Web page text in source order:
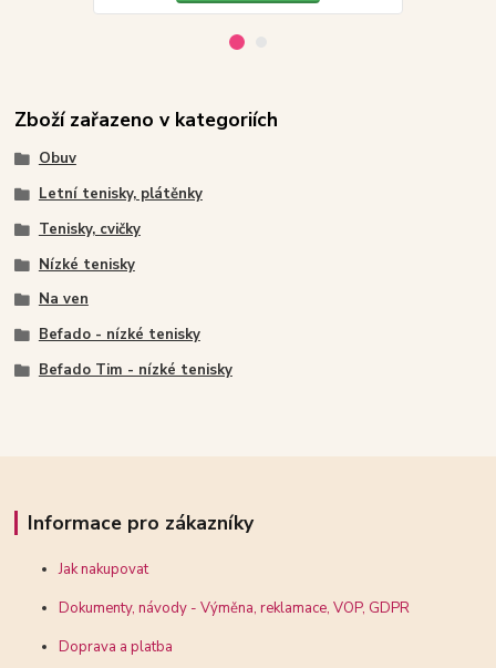
Zboží zařazeno v kategoriích
Obuv
Letní tenisky, plátěnky
Tenisky, cvičky
Nízké tenisky
Na ven
Befado - nízké tenisky
Befado Tim - nízké tenisky
Informace pro zákazníky
Jak nakupovat
Dokumenty, návody - Výměna, reklamace, VOP, GDPR
Doprava a platba